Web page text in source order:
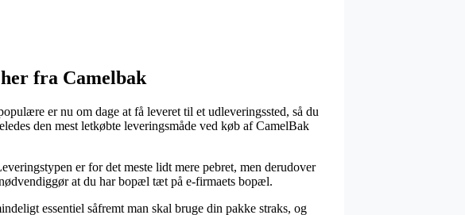
fra Camelbak
er nu om dage at få leveret til et udleveringssted, så du
den mest letkøbte leveringsmåde ved køb af CamelBak
er for det meste lidt mere pebret, men derudover
at du har bopæl tæt på e-firmaets bopæl.
essentiel såfremt man skal bruge din pakke straks, og